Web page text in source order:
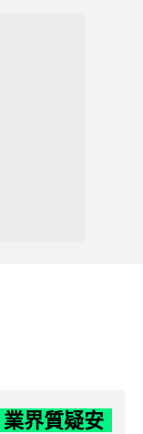
界質疑安